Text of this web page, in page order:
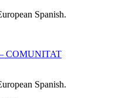
Spanish.
COMUNITAT
Spanish.